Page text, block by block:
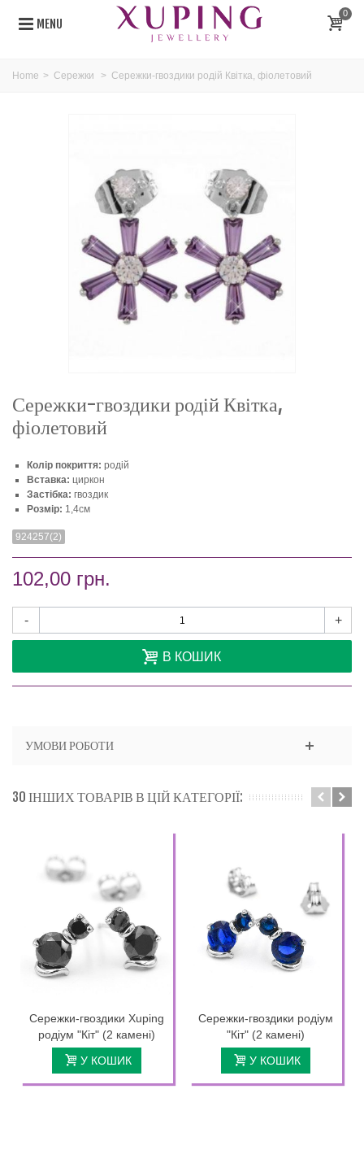
MENU
0
Home > Сережки > Сережки-гвоздики родій Квітка, фіолетовий
Сережки-гвоздики родій Квітка,
фіолетовий
Колір покриття: родій
Вставка: циркон
Застібка: гвоздик
Розмір: 1,4см
924257(2)
102,00 грн.
- +
В КОШИК
УМОВИ РОБОТИ
30 ІНШИХ ТОВАРІВ В ЦІЙ КАТЕГОРІЇ:
Сережки-гвоздики Xuping
родіум "Кіт" (2 камені)
У КОШИК
Сережки-гвоздики родіум
"Кіт" (2 камені)
У КОШИК